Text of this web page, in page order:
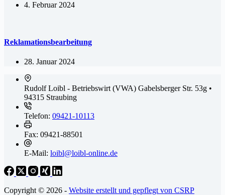
4. Februar 2024
Reklamationsbearbeitung
28. Januar 2024
Rudolf Loibl - Betriebswirt (VWA) Gabelsberger Str. 53g •
94315 Straubing
Telefon: 09421-10113
Fax: 09421-88501
E-Mail: loibl@loibl-online.de
Copyright © 2026 - Website erstellt und gepflegt von CSRP